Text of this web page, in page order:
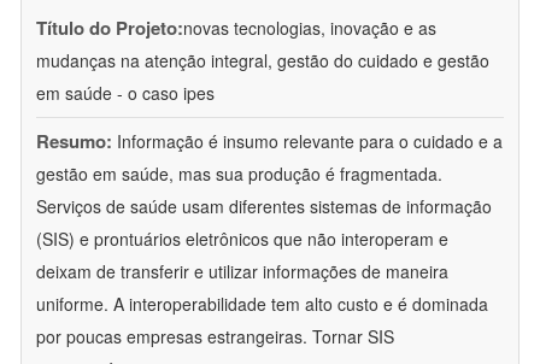
Título do Projeto:novas tecnologias, inovação e as
mudanças na atenção integral, gestão do cuidado e gestão
em saúde - o caso ipes
Resumo: Informação é insumo relevante para o cuidado e a
gestão em saúde, mas sua produção é fragmentada.
Serviços de saúde usam diferentes sistemas de informação
(SIS) e prontuários eletrônicos que não interoperam e
deixam de transferir e utilizar informações de maneira
uniforme. A interoperabilidade tem alto custo e é dominada
por poucas empresas estrangeiras. Tornar SIS